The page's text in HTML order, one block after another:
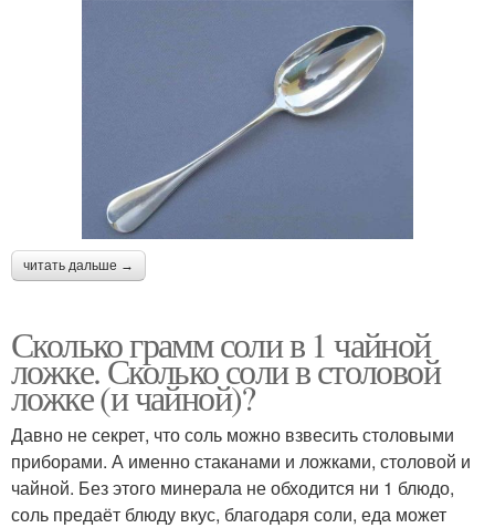
читать дальше →
Сколько грамм соли в 1 чайной
ложке. Сколько соли в столовой
ложке (и чайной)?
Давно не секрет, что соль можно взвесить столовыми
приборами. А именно стаканами и ложками, столовой и
чайной. Без этого минерала не обходится ни 1 блюдо,
соль предаёт блюду вкус, благодаря соли, еда может